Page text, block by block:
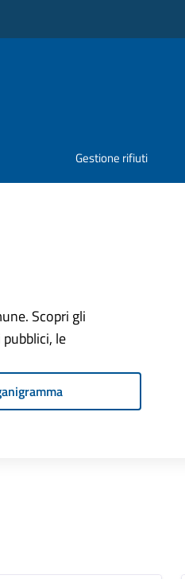
Gestione rifiuti
Scopri gli
le